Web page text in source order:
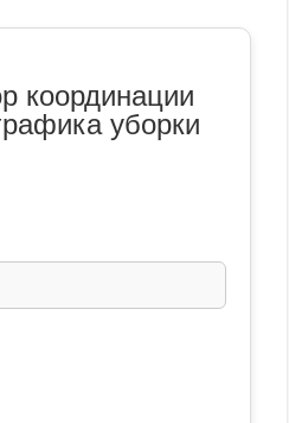
координации
уборки